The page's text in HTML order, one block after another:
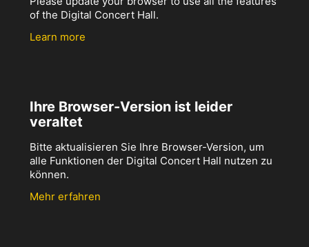
of the Digital Concert Hall.
Learn more
Ihre Browser-Version ist leider
veraltet
Bitte aktualisieren Sie Ihre Browser-Version, um
alle Funktionen der Digital Concert Hall nutzen zu
können.
Mehr erfahren